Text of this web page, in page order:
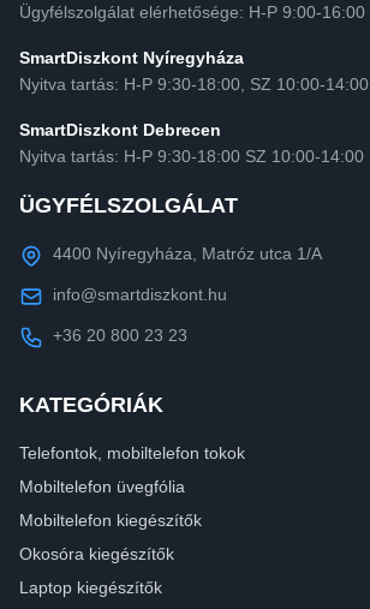
Ügyfélszolgálat elérhetősége: H-P 9:00-16:00
SmartDiszkont Nyíregyháza
Nyitva tartás: H-P 9:30-18:00, SZ 10:00-14:00
SmartDiszkont Debrecen
Nyitva tartás: H-P 9:30-18:00 SZ 10:00-14:00
ÜGYFÉLSZOLGÁLAT
4400 Nyíregyháza, Matróz utca 1/A
info@smartdiszkont.hu
+36 20 800 23 23
KATEGÓRIÁK
Telefontok, mobiltelefon tokok
Mobiltelefon üvegfólia
Mobiltelefon kiegészítők
Okosóra kiegészítők
Laptop kiegészítők